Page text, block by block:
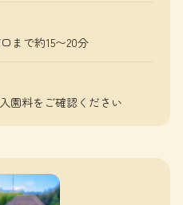
まで約15〜20分
園料をご確認ください